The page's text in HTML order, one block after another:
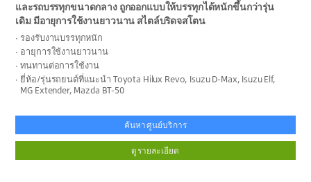
และรถบรรทุกขนาดกลาง ถูกออกแบบให้บรรทุกได้หนักขึ้นกว่ารุ่น
เดิม มีอายุการใช้งานยาวนาน สไตล์บริดจสโตน
รองรับงานบรรทุกหนัก
อายุการใช้งานยาวนาน
ทนทานต่อการใช้งาน
ยี่ห้อ/รุ่นรถยนต์ที่แนะนำ Toyota Hilux Revo, Isuzu D-Max, Isuzu Elf,
MG Extender, Mazda BT-50
ค้นหาศูนย์บริการ
ดูรายละเอียด